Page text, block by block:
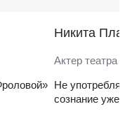
Никита
Актер театра
Не
сознание уже